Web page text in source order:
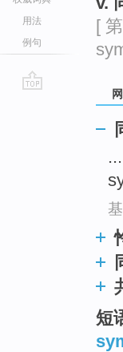
用法
例句
[
短